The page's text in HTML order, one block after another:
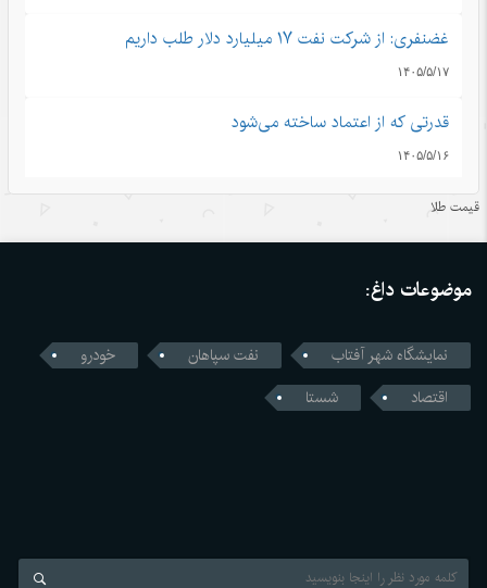
غضنفری: از شرکت نفت ۱۷ میلیارد دلار طلب داریم
۱۴۰۵/۵/۱۷
قدرتی که از اعتماد ساخته می‌شود
۱۴۰۵/۵/۱۶
اندیشه‌های کلاسیک چین قسمت دوم: رشد و بالندگی همراه با
۱۴۰۵/۵/۱۶
رونمایی چین از نخستین استاندارد اجباری ایمنی خودروهای
۱۴۰۵/۵/۱۶
قیمت طلا
موضوعات داغ:
نمایشگاه شهر آفتاب نفت سپاهان
خودرو
اقتصاد
شستا